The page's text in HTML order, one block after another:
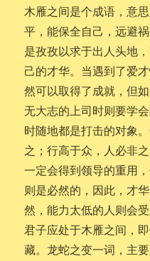
木雁之间是个成语，意
平，能保全自己，远避
是孜孜以求于出人头地
己的才华。当遇到了爱
然可以取得了成就，但
无大志的上司时则要学
时随地都是打击的对象
之；行高于众，人必非
一定会得到领导的重用
则是必然的，因此，才
然，能力太低的人则会
君子应处于木雁之间，
藏。龙蛇之变一词，主